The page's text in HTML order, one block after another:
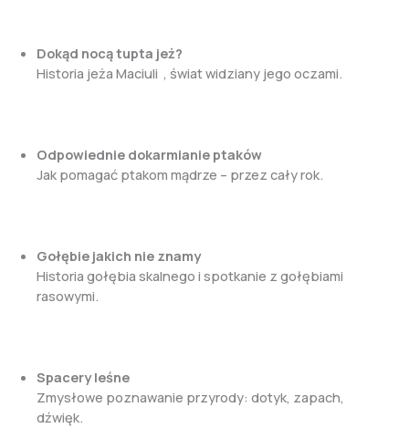
Dokąd nocą tupta jeż?
Historia jeża Maciuli , świat widziany jego oczami.
Odpowiednie dokarmianie ptaków
Jak pomagać ptakom mądrze – przez cały rok.
Gołębie jakich nie znamy
Historia gołębia skalnego i spotkanie z gołębiami
rasowymi.
Spacery leśne
Zmysłowe poznawanie przyrody: dotyk, zapach,
dźwięk.